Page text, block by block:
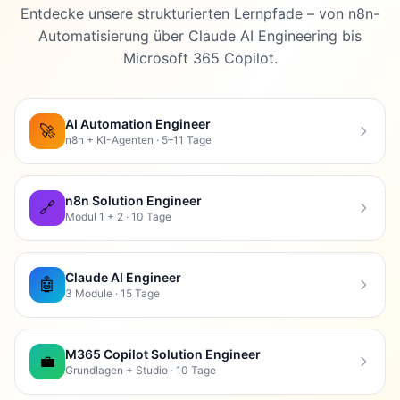
Vorgenommene Änderungen:
Code-Beispiel korrigiert(Zeile ~3761):
❌ Falsche API: trigger.run()
-
✅ Korrekte API v4.4+:
myTask.trigger()
Python-Support entfernt
❌ Claim “Python-Support verfügbar” - nicht
dokumentiert
Entdecke unsere strukturierten Lernpfade – von n8n-
Automatisierung über Claude AI Engineering bis
Microsoft 365 Copilot.
🚀 AI Automation Engineer
n8n + KI-Agenten · 5–11 Tage
🔗 n8n Solution Engineer
Modul 1 + 2 · 10 Tage
🤖 Claude AI Engineer
3 Module · 15 Tage
💼 M365 Copilot Solution Engineer
Grundlagen + Studio · 10 Tage